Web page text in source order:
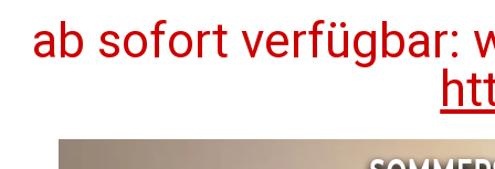
ab sofort verfügbar: